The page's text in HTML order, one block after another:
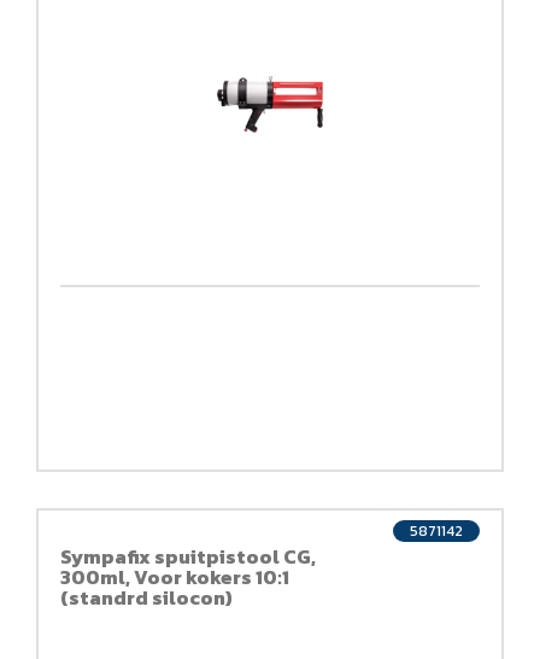
Sympafix spuitpistool CG,
300ml, Voor kokers 10:1
(standrd silocon)
5871142